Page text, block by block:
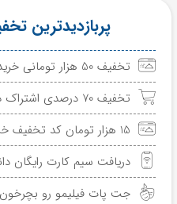
پربازدیدترین
تخفیف 50 هزار تومانی خرید محصولات پروتئینی اسنپ فود
تخفیف 70 درصدی اشتراک دیجی پلاس از دیجی کالا
15 هزار تومان کد تخفیف خرید نان از اسنپ فود
دریافت سیم کارت رایگان
جت پات فیلیمو رو